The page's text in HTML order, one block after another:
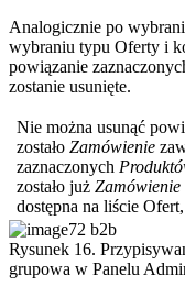
Analogicznie po
wybraniu typu Oferty i
powiązanie
zostanie usunięte.
Nie można usunąć
zostało Zamówienie
zaznaczonych
zostało już Zamówienie
dostępna na liście
Rysunek 16.
grupowa w Panelu